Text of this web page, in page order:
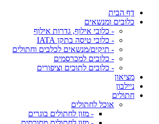
דף הבית
כלובים ומנשאים
- כלובי אילוף, גדרות אילוף
- כלובי טיסה בתקן IATA
- תיקים/מנשאים לכלבים וחתולים
- כלובים למכרסמים
- כלובים לתוכים וציפורים
מציאון
ניילבון
חתולים
אוכל לחתולים
- מזון לחתולים בוגרים